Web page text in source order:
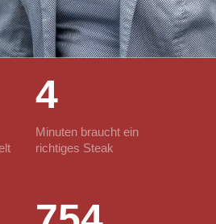
4
Minuten braucht ein
richtiges Steak